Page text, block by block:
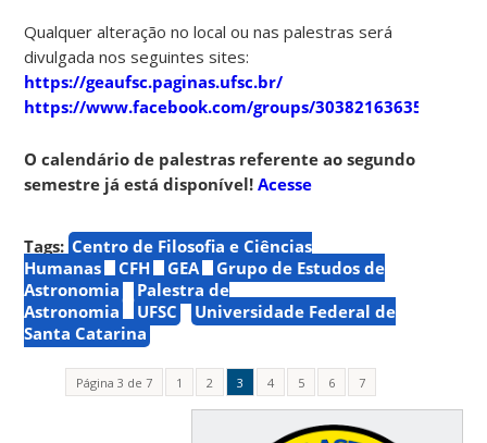
Qualquer alteração no local ou nas palestras será
divulgada nos seguintes sites:
https://geaufsc.paginas.ufsc.br/
https://www.facebook.com/groups/303821636357910
O calendário de palestras referente ao segundo
semestre já está disponível!Acesse
Tags: Centro de Filosofia e Ciências
Humanas
CFH GEA
Grupo de Estudos de
Astronomia
Palestra de
Astronomia
UFSC
Universidade Federal de
Santa Catarina
Página 3 de 7 1 2 3 4 5 6 7